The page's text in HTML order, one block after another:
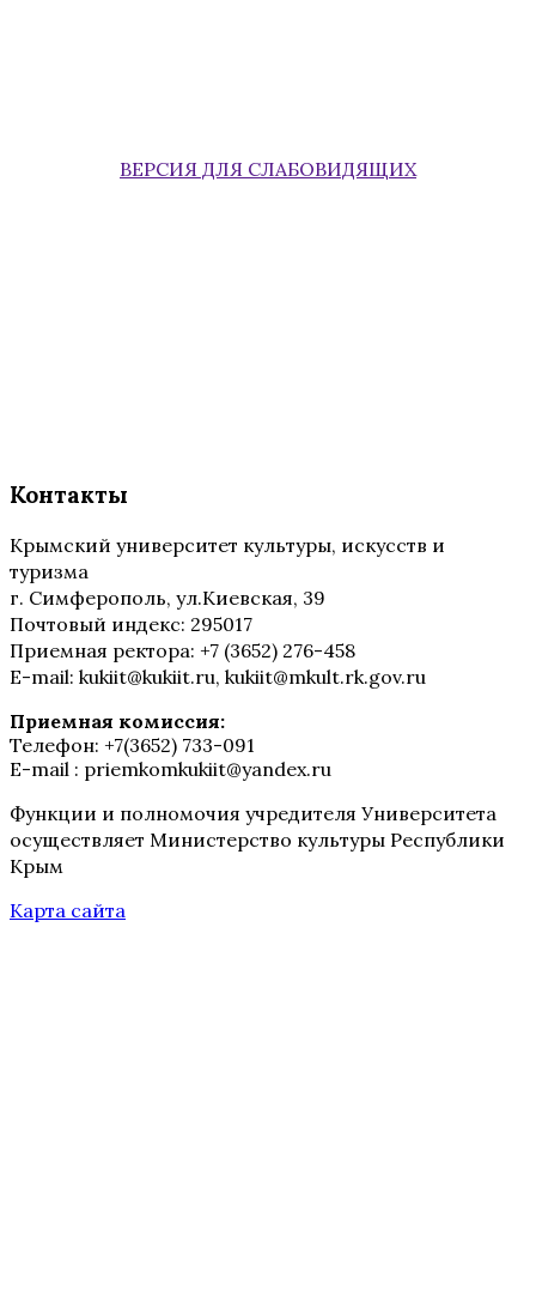
ВЕРСИЯ ДЛЯ СЛАБОВИДЯЩИХ
Контакты
Крымский университет культуры, искусств и
туризма
г. Симферополь, ул.Киевская, 39
Почтовый индекс: 295017
Приемная ректора: +7 (3652) 276-458
E-mail: kukiit@kukiit.ru, kukiit@mkult.rk.gov.ru
Приемная комиссия:
Телефон: +7(3652) 733-091
E-mail : priemkomkukiit@yandex.ru
Функции и полномочия учредителя Университета
осуществляет Министерство культуры Республики
Крым
Карта сайта